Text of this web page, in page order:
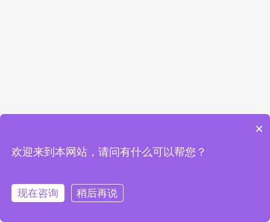
×
欢迎来到本网站，请问有什么可以帮您？
现在咨询
稍后再说
在线咨询